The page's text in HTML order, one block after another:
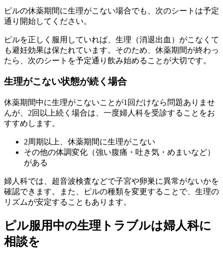
ピルの休薬期間に生理がこない場合でも、次のシートは予定
通り開始してください。
ピルを正しく服用していれば、生理（消退出血）がこなくて
も避妊効果は保たれています。そのため、休薬期間が終わっ
たら、次のシートを予定通り飲み始めることが大切です。
生理がこない状態が続く場合
休薬期間中に生理がこないことが1回だけなら問題ありませ
んが、 2回以上続く場合は、一度婦人科を受診することをお
すすめします。
2周期以上、休薬期間に生理がこない
その他の体調変化（強い腹痛・吐き気・めまいなど）
がある
婦人科では、超音波検査などで子宮や卵巣に異常がないかを
確認できます。また、ピルの種類を変更することで、生理の
リズムが安定することもあります。
ピル服用中の生理トラブルは婦人科に
相談を